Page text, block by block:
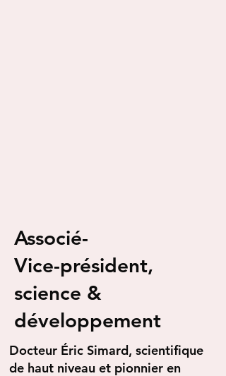
Associé-
Vice-président,
science &
développement
Docteur Éric Simard, scientifique
de haut niveau et pionnier en